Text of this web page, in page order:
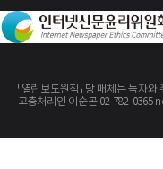
Copyright ©The
「열린보도원칙」 당 매체는 독자
고충처리인 이순곤 02-782-